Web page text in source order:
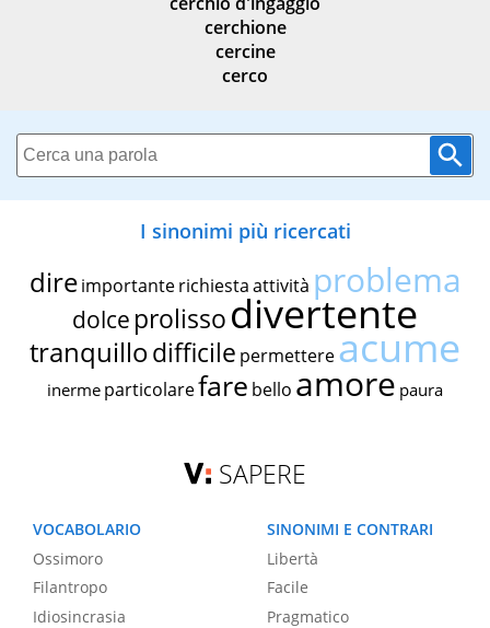
cerchione
cercine
cerco
I sinonimi più ricercati
dire importante richiestaattività problema
dolce prolissodivertente
tranquillodifficile permettereacume
inerme particolarefare bello amore paura
SAPERE
VOCABOLARIO
Ossimoro
Filantropo
Idiosincrasia
SINONIMI E CONTRARI
Libertà
Facile
Pragmatico